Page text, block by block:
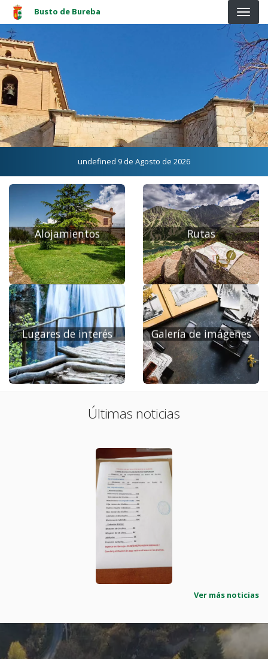
Pasar al contenido principal
Busto de Bureba
undefined 9 de Agosto de 2026
Alojamientos Rutas
Lugares de interés Galería de imágenes
Últimas noticias
PRECIOS PISCINAS TEMPORADA
17/06/22
Ir a la noticia
Ver más noticias